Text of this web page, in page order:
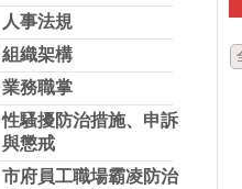
人事法規
組織架構
業務職掌
性騷擾防治措施、申訴
與懲戒
市府員工職場霸凌防治